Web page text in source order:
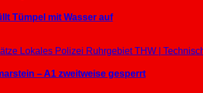
Tümpel mit Wasser auf
Lokales Polizei RuhrgebietTHW |
– A1 zweitweise gesperrt